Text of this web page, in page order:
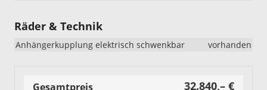
Räder & Technik
Anhängerkupplung elektrisch schwenkbar vorhanden
Gesamtpreis 32.840,– €